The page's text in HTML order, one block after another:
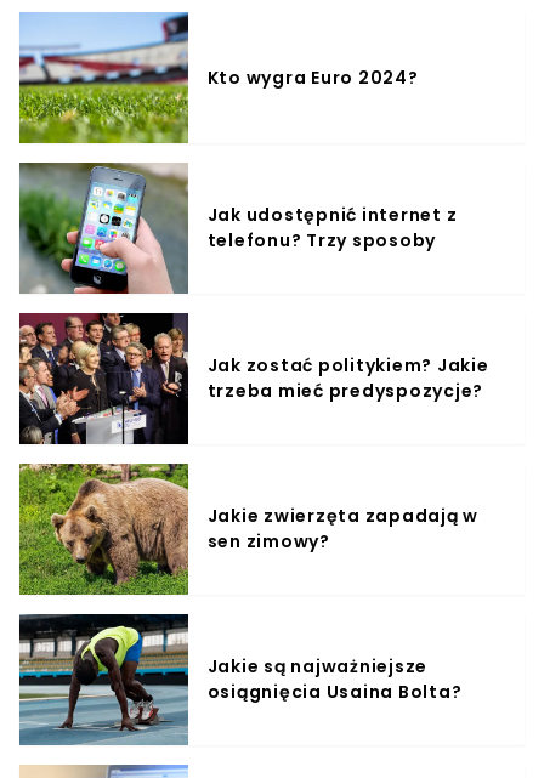
2021Nawet jeśli prokuratura będzie dążyć do umorzenia
bądź odmowy wszczęcia śledztwa, niezbędne jest
przygotowanie obszernego uzasadnienia. Niezbędne
może być także przesłuchanie Joanny Scheuring-
Wielgus, by zbadać podstawy jej podejrzeń,
kierowanych pod adresem prymasa i biskupów.
Kto wygra Euro 2024?
Jak udostępnić internet z
telefonu? Trzy sposoby
Jak zostać politykiem? Jakie
trzeba mieć predyspozycje?
Jakie zwierzęta zapadają w
sen zimowy?
Jakie są najważniejsze
osiągnięcia Usaina Bolta?